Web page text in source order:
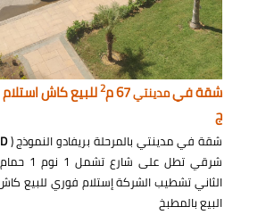
شقة فيمدينتي 2
ج
شقة في مدينتي بالمرحلة بريفادو النموذج (D
البيع بالمطبخ